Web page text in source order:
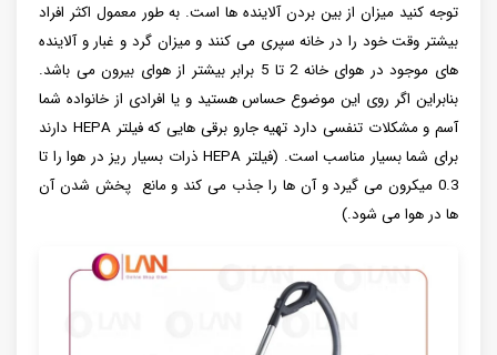
توجه کنید میزان از بین بردن آلاینده ها است. به طور معمول اکثر افراد
بیشتر وقت خود را در خانه سپری می کنند و میزان گرد و غبار و آلاینده
های موجود در هوای خانه 2 تا 5 برابر بیشتر از هوای بیرون می باشد.
بنابراین اگر روی این موضوع حساس هستید و یا افرادی از خانواده شما
آسم و مشکلات تنفسی دارد تهیه جارو برقی هایی که فیلتر HEPA دارند
برای شما بسیار مناسب است. (فیلتر HEPA ذرات بسیار ریز در هوا را تا
0.3 میکرون می گیرد و آن ها را جذب می کند و مانع پخش شدن آن
ها در هوا می شود.)